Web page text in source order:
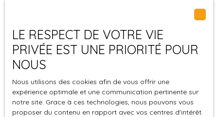
adressé à :
Société Worldline, Service Bloctel, CS 61311, 41013
BLOIS CEDEX.
Pour en savoir plus sur le traitement de vos
données personnelles, veuillez consulter notre
politique de confidentialité .
LE RESPECT DE VOTRE VIE
PRIVÉE EST UNE PRIORITÉ POUR
NOUS
Nous utilisons des cookies afin de vous offrir une
expérience optimale et une communication pertinente sur
notre site. Grace à ces technologies, nous pouvons vous
proposer du contenu en rapport avec vos centres d'intérêt.